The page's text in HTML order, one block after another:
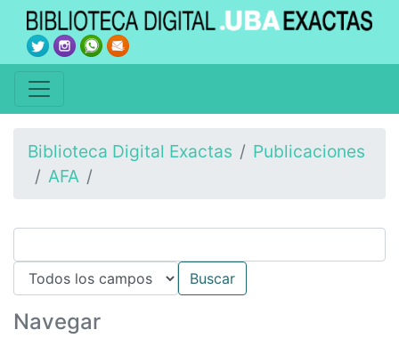
Biblioteca Digital Exactas
Publicaciones
AFA
Navegar